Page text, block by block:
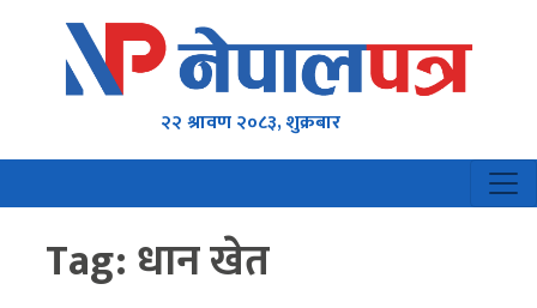
२२ श्रावण २०८३, शुक्रबार
Tag:धान खेत